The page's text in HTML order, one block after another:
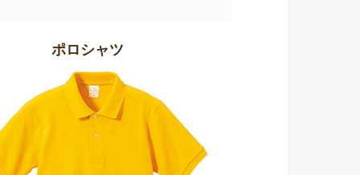
ポロシャツ